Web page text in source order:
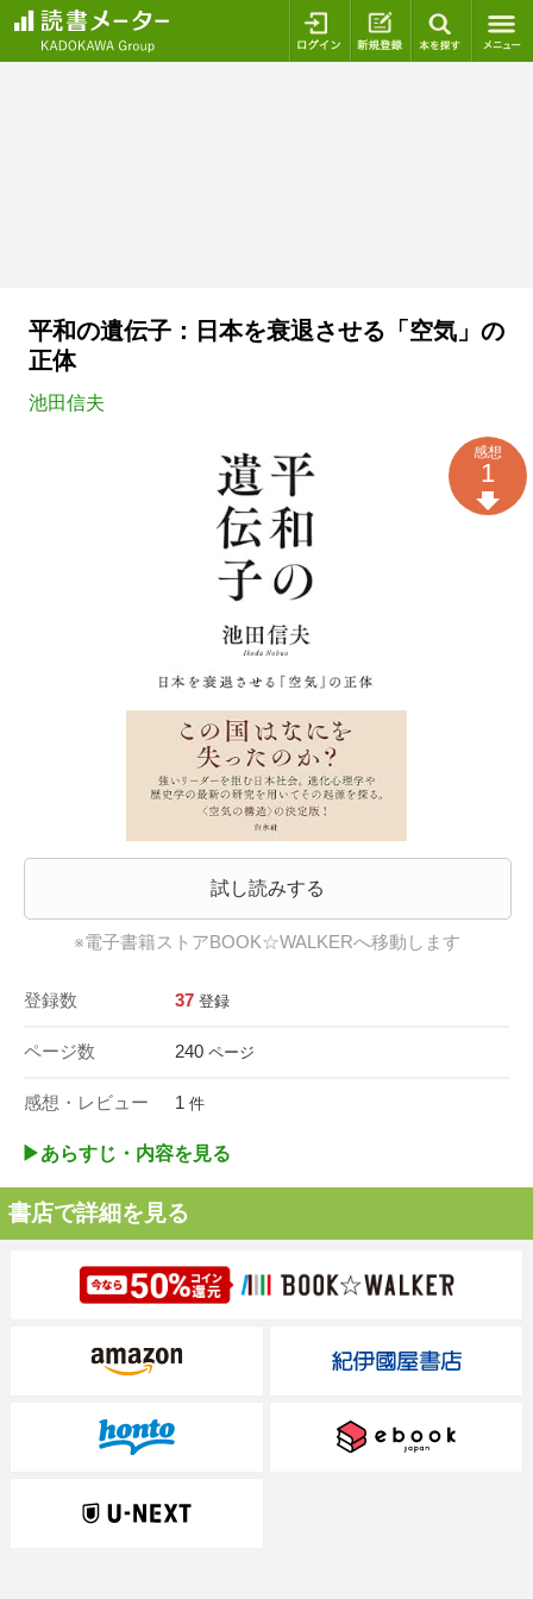
ログイン 新規登録
平和の遺伝子：日本を衰退させる「空気」の
正体
池田信夫
試し読みする
※電子書籍ストアBOOK☆WALKERへ移動します
登録数 37 登録
ページ数 240 ページ
感想・レビュー 1 件
感想
1
▶︎あらすじ・内容を見る
書店で詳細を見る